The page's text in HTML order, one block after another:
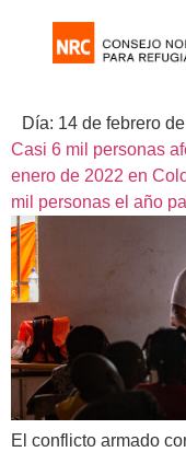
Día: 14 de febrero
Casi 6 mil personas
enero de 2022 en
mil personas el año
El conflicto armado